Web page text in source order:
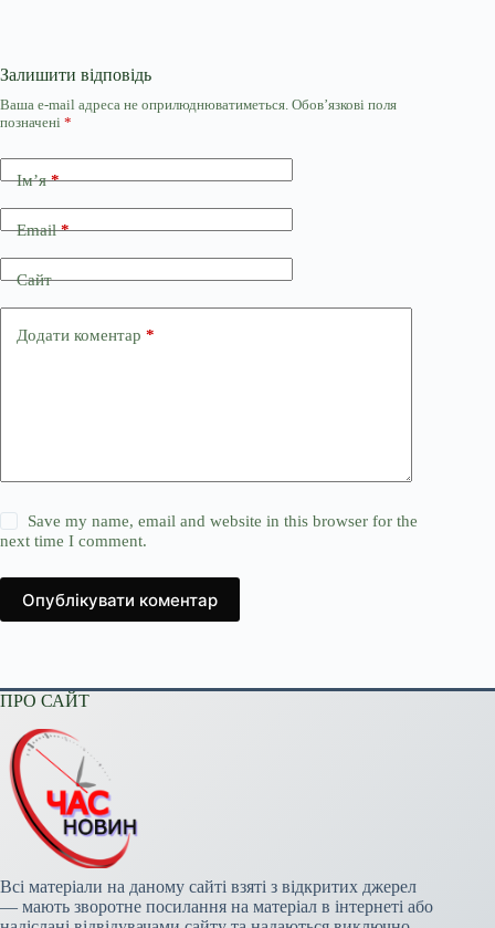
Залишити відповідь
Ваша e-mail адреса не оприлюднюватиметься. Обов’язкові поля
позначені *
Ім’я*
Email*
Сайт
Додати коментар *
Save my name, email and website in this browser for the
next time I comment.
Опублікувати коментар
ПРО САЙТ
Всі матеріали на даному сайті взяті з відкритих джерел
— мають зворотне посилання на матеріал в інтернеті або